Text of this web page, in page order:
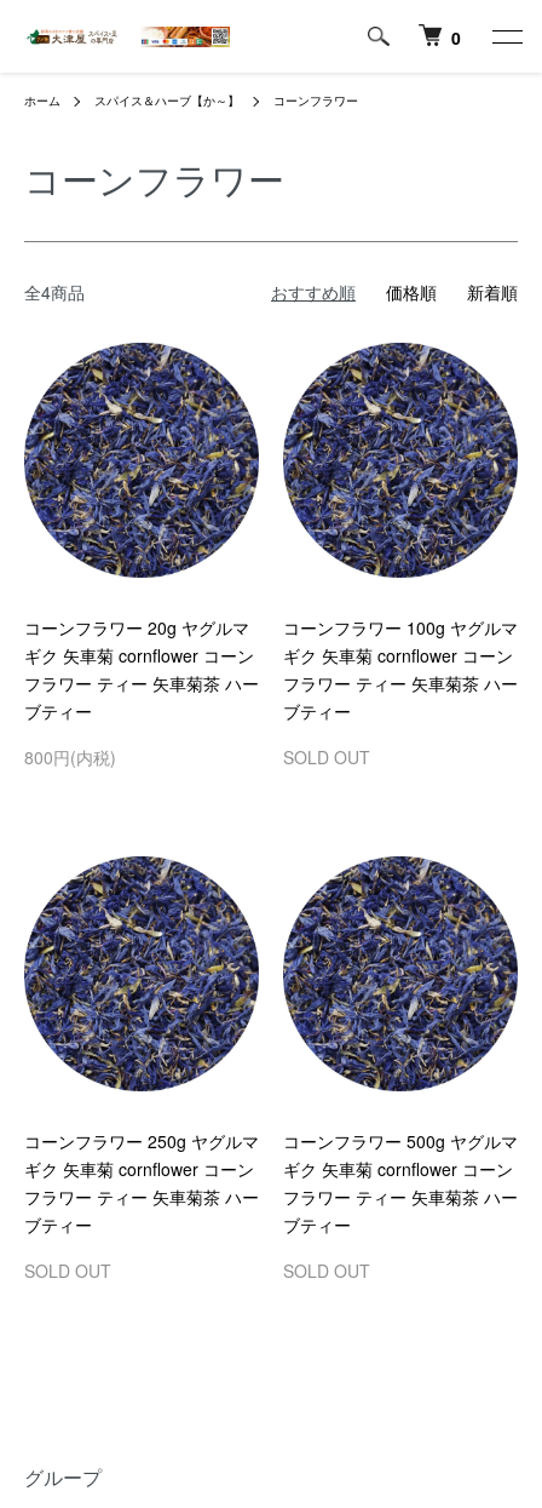
0
ホーム スパイス＆ハーブ【か～】 コーンフラワー
コーンフラワー
全4商品 おすすめ順 価格順 新着順
コーンフラワー 20g ヤグルマ
ギク 矢車菊 cornflower コーン
フラワー ティー 矢車菊茶 ハー
ブティー
800円(内税)
コーンフラワー 100g ヤグルマ
ギク 矢車菊 cornflower コーン
フラワー ティー 矢車菊茶 ハー
ブティー
SOLD OUT
コーンフラワー 250g ヤグルマ
ギク 矢車菊 cornflower コーン
フラワー ティー 矢車菊茶 ハー
ブティー
SOLD OUT
コーンフラワー 500g ヤグルマ
ギク 矢車菊 cornflower コーン
フラワー ティー 矢車菊茶 ハー
ブティー
SOLD OUT
グループ